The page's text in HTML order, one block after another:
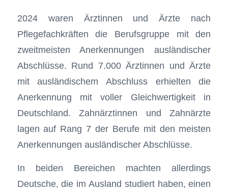
2024 waren Ärztinnen und Ärzte nach
Pflegefachkräften die Berufsgruppe mit den
zweitmeisten Anerkennungen ausländischer
Abschlüsse. Rund 7.000 Ärztinnen und Ärzte
mit ausländischem Abschluss erhielten die
Anerkennung mit voller Gleichwertigkeit in
Deutschland. Zahnärztinnen und Zahnärzte
lagen auf Rang 7 der Berufe mit den meisten
Anerkennungen ausländischer Abschlüsse.
In beiden Bereichen machten allerdings
Deutsche, die im Ausland studiert haben, einen